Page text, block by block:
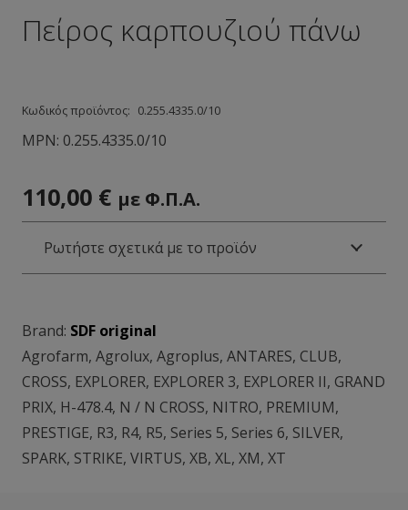
Πείρος καρπουζιού πάνω
Κωδικός προϊόντος: 0.255.4335.0/10
MPN: 0.255.4335.0/10
110,00 € με Φ.Π.Α.
Ρωτήστε σχετικά με το προϊόν
Brand: SDF original
Agrofarm, Agrolux, Agroplus, ANTARES, CLUB,
CROSS, EXPLORER, EXPLORER 3, EXPLORER II, GRAND
PRIX, H-478.4, N / N CROSS, NITRO, PREMIUM,
PRESTIGE, R3, R4, R5, Series 5, Series 6, SILVER,
SPARK, STRIKE, VIRTUS, XB, XL, XM, XT